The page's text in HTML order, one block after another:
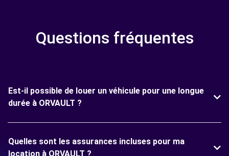
Questions fréquentes
Est-il possible de louer un véhicule pour une longue
durée à ORVAULT ?
Quelles sont les assurances incluses pour ma
location à ORVAULT ?